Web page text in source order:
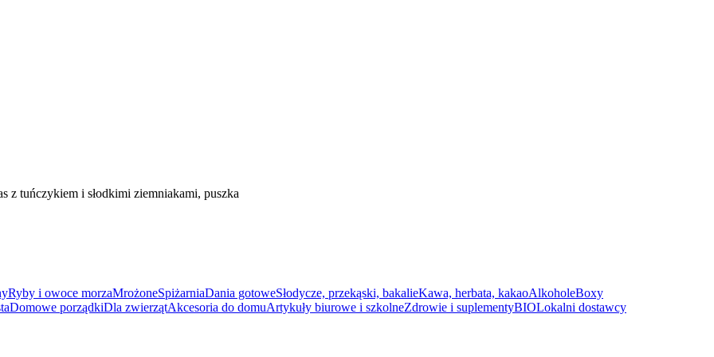
Ryby i owoce morzaMrożoneSpiżarniaDania gotoweSłodycze, przekąski, bakalieKawa, herbata, kakaoAlkoholeBoxy
Domowe porządkiDla zwierzątAkcesoria do domuArtykuły biurowe i szkolneZdrowie i suplementyBIOLokalni dostawcy
z tuńczykiem i słodkimi ziemniakami, puszka